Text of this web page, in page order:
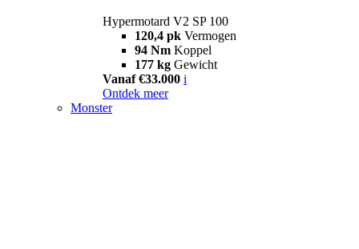
Hypermotard V2 SP 100
120,4 pk Vermogen
94 Nm Koppel
177 kg Gewicht
Vanaf €33.000 i
Ontdek meer
Monster